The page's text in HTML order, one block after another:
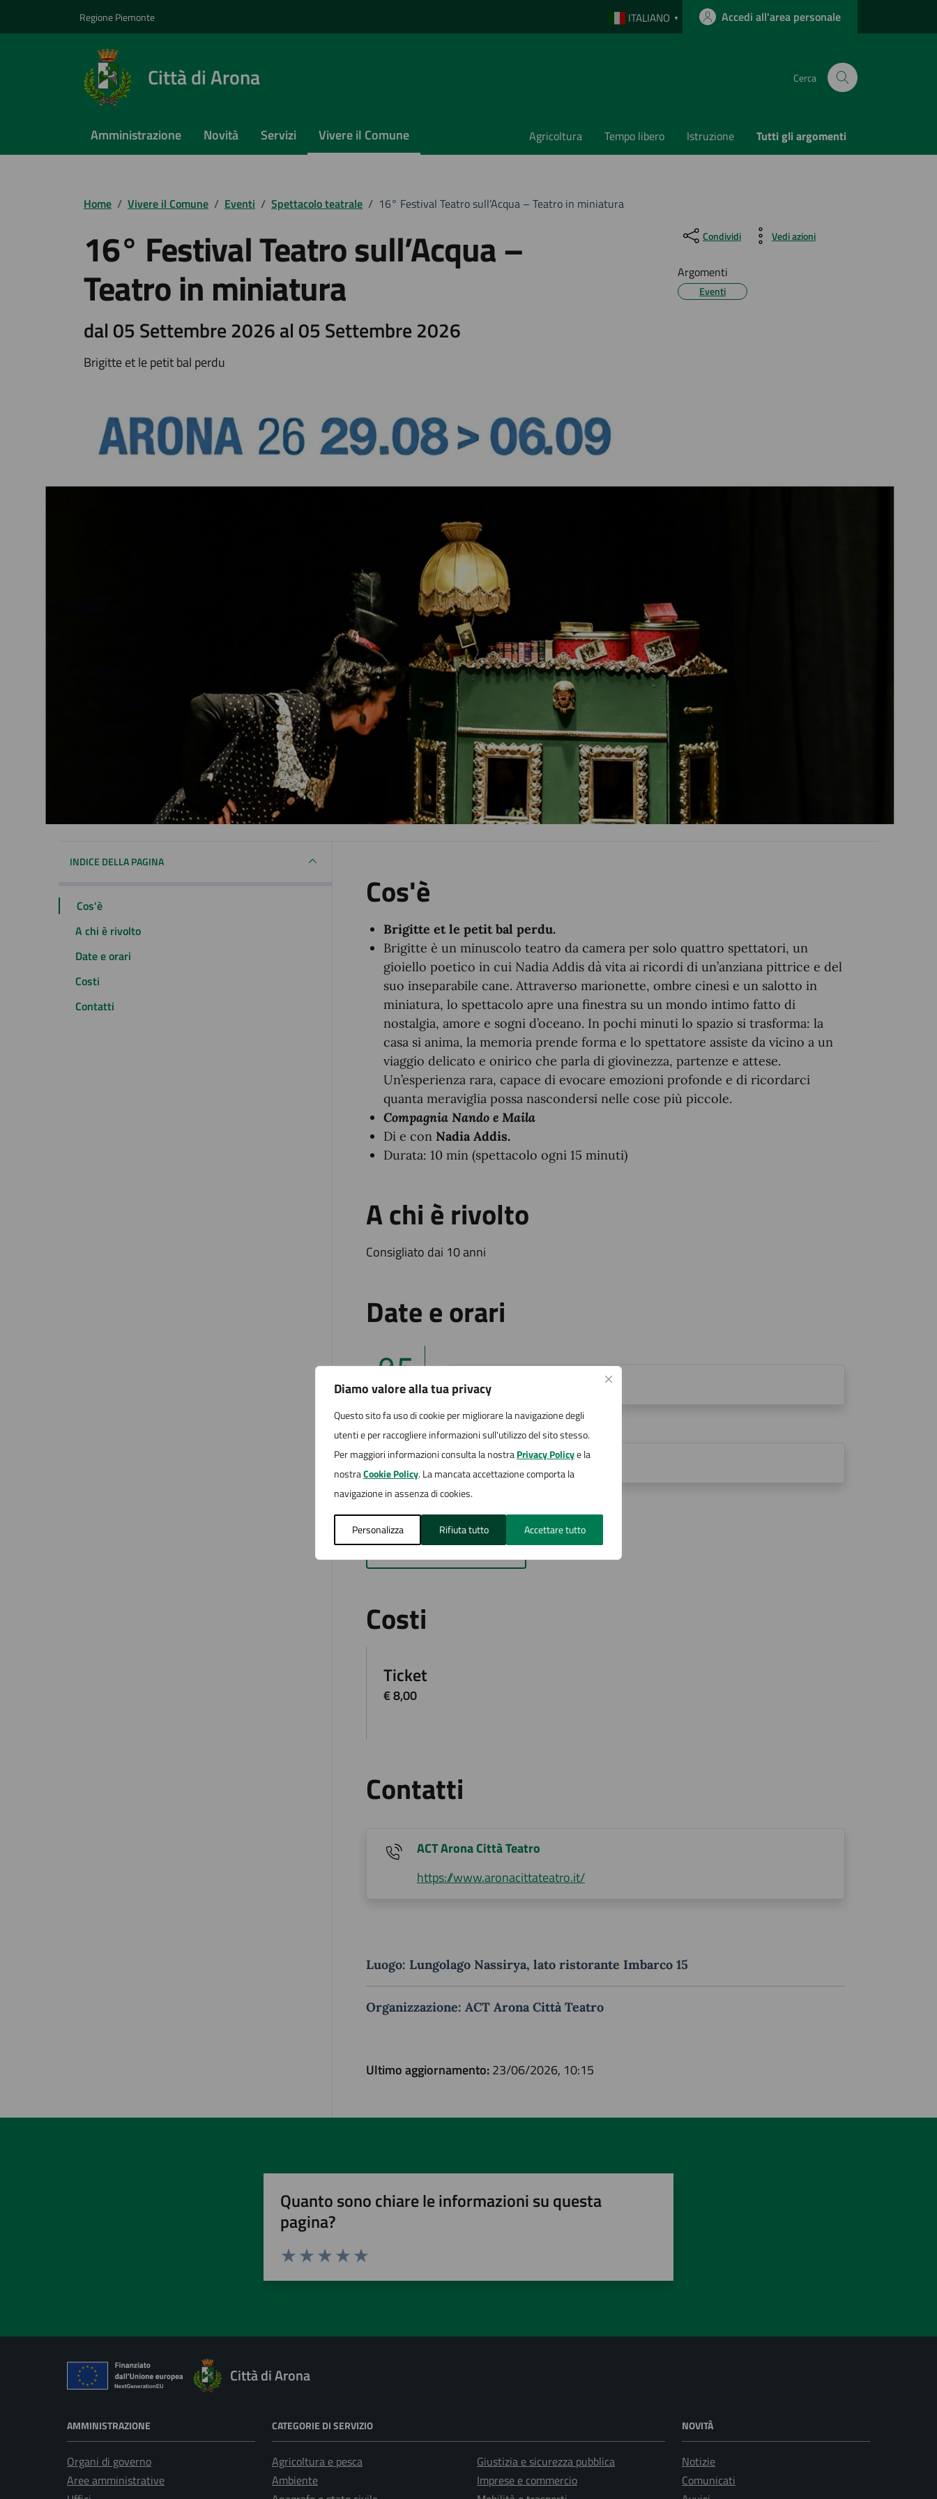
Diamo valore alla tua privacy
Questo sito fa uso di cookie per migliorare la navigazione degli
utenti e per raccogliere informazioni sull'utilizzo del sito stesso.
Per maggiori informazioni consulta la nostraPrivacy Policye la
nostraCookie Policy. La mancata accettazione comporta la
navigazione in assenza di cookies.
Personalizza Rifiuta tutto Accettare tutto
Regione Piemonte ITALIANO ▼ Accedi all'area personale
Città di Arona Cerca
Amministrazione Novità Servizi Vivere il Comune Agricoltura Tempo libero Istruzione Tutti gli argomenti
Home / Vivere il Comune / Eventi / Spettacolo teatrale / 16° Festival Teatro sull’Acqua – Teatro in miniatura
16° Festival Teatro sull’Acqua –
Teatro in miniatura
dal 05 Settembre 2026 al 05 Settembre 2026
Brigitte et le petit bal perdu
Condividi Vedi azioni
Argomenti
Eventi
INDICE DELLA PAGINA
Cos'è
A chi è rivolto
Date e orari
Costi
Contatti
Cos'è
Brigitte et le petit bal perdu.
Brigitte è un minuscolo teatro da camera per solo quattro spettatori, un
gioiello poetico in cui Nadia Addis dà vita ai ricordi di un’anziana pittrice e del
suo inseparabile cane. Attraverso marionette, ombre cinesi e un salotto in
miniatura, lo spettacolo apre una finestra su un mondo intimo fatto di
nostalgia, amore e sogni d’oceano. In pochi minuti lo spazio si trasforma: la
casa si anima, la memoria prende forma e lo spettatore assiste da vicino a un
viaggio delicato e onirico che parla di giovinezza, partenze e attese.
Un’esperienza rara, capace di evocare emozioni profonde e di ricordarci
quanta meraviglia possa nascondersi nelle cose più piccole.
Compagnia Nando e Maila
Di e con Nadia Addis.
Durata: 10 min (spettacolo ogni 15 minuti)
A chi è rivolto
Consigliato dai 10 anni
Date e orari
05
SET
16:30 - Inizio evento
05
SET
20:30 - Fine evento
Costi
Ticket
€ 8,00
Contatti
ACT Arona Città Teatro
https://www.aronacittateatro.it/
Luogo: Lungolago Nassirya, lato ristorante Imbarco 15
Organizzazione: ACT Arona Città Teatro
Ultimo aggiornamento:23/06/2026, 10:15
Quanto sono chiare le informazioni su questa
pagina?
Città di Arona
AMMINISTRAZIONE
Organi di governo
Aree amministrative
CATEGORIE DI SERVIZIO
Agricoltura e pesca
Ambiente
Giustizia e sicurezza pubblica
Imprese e commercio
NOVITÀ
Notizie
Comunicati